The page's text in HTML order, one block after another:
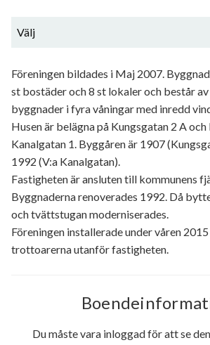
Välj
Föreningen bildades i Maj 2007.
st bostäder och 8 st lokaler och består
byggnader i fyra våningar med inredd
Husen är belägna på Kungsgatan 2 A
Kanalgatan 1. Byggåren är 1907
1992 (V:a Kanalgatan).
Fastigheten är ansluten till kommunens
Byggnaderna renoverades 1992. Då
och tvättstugan moderniserades.
Föreningen installerade under våren
trottoarerna utanför fastigheten.
Du måste vara inloggad för att se